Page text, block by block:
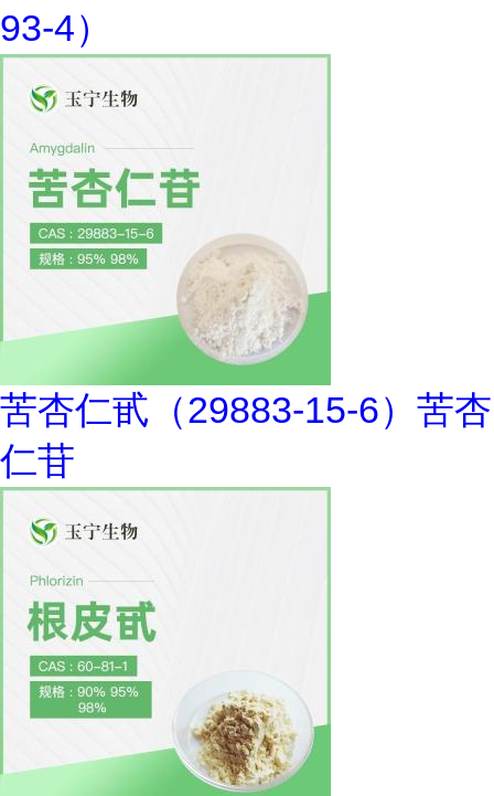
93-4）
苦杏仁甙（29883-15-6）苦杏
仁苷